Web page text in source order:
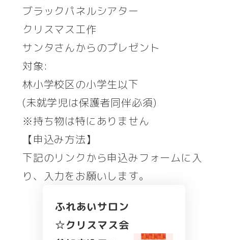
ブラックパネルシアター
クリスマス工作
サンタさんからのプレゼント
対象:
林小学校区の小学生以下
(未就学児は保護者同伴必須)
※持ち物は特にありません
【申込み方法】
下記のリンクから申込みフォームに入
り、入力をお願いします。
ふれあいサロン
☆クリスマス会